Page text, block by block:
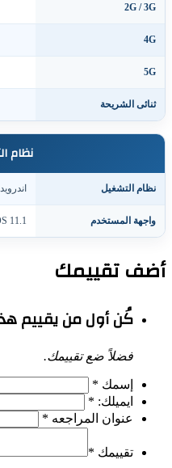
2G /
الشريحة
نظام
التشغيل اندرويد 11
المستخدم 11.1
تقييمك
كُن أول من يقييم هذا
فضلاً ضع تقييمك.
إسمك*
ايميلك:*
عنوان المراجعه*
تقييمك*